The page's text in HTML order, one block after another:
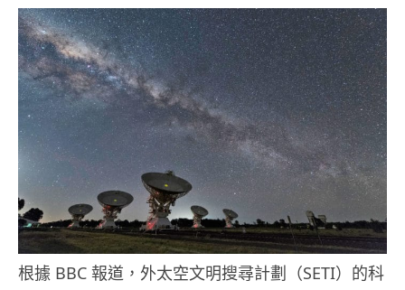
根據 BBC 報道，外太空文明搜尋計劃（SETI）的科